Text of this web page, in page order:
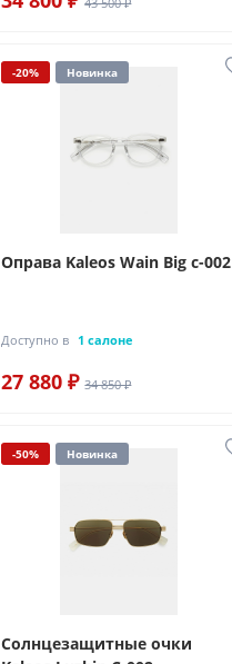
-20% Новинка
Оправа Kaleos Wain Big c-002
Доступно в 1 салоне
27 880 ₽ 34 850 ₽
-50% Новинка
Солнцезащитные очки